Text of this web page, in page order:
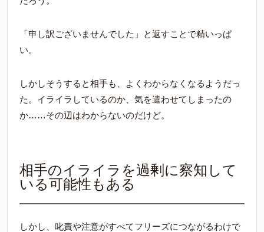
「申し訳ございませんでした」と返すことで精いっぱ
い。
しかしそうすると相手も、よくわからなくなるようだっ
た。イライラしているのか、気を遣わせてしまったの
か……その辺はわからないのだけど。
相手のイライラを過剰に察知して
いる可能性もある
しかし、叱責や注意がすべてフリーズにつながるわけで